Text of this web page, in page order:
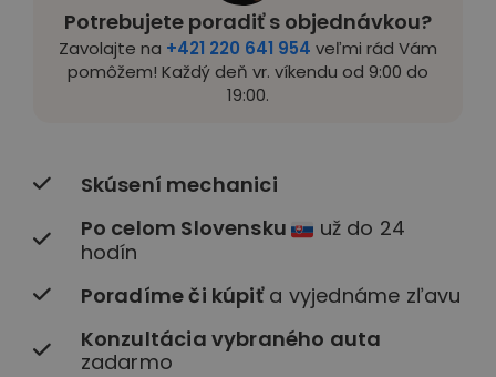
Potrebujete poradiť s objednávkou?
Zavolajte na +421 220 641 954 veľmi rád Vám
pomôžem! Každý deň vr. víkendu od 9:00 do
19:00.
Skúsení mechanici
Po celom Slovensku
už do 24
hodín
Poradíme či kúpiťa vyjednáme zľavu
Konzultácia vybraného auta
zadarmo